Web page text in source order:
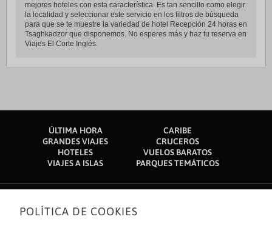
mejores hoteles con esta característica. Es tan sencillo como elegir
la localidad y seleccionar este servicio en los filtros de búsqueda
para que se te muestre la variedad de hotel Recepción 24 horas en
Tsaghkadzor que disponemos. No esperes más y haz tu reserva en
Viajes El Corte Inglés.
ÚLTIMA HORA
CARIBE
GRANDES VIAJES
CRUCEROS
HOTELES
VUELOS BARATOS
VIAJES A ISLAS
PARQUES TEMÁTICOS
Sobre nosotros
POLÍTICA DE COOKIES